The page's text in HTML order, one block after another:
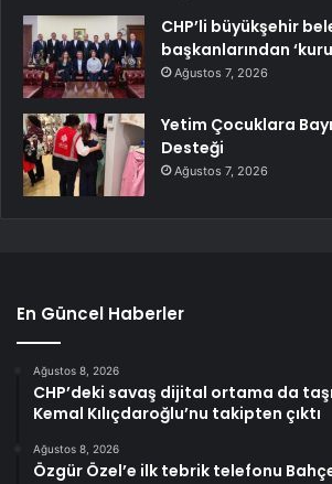
CHP’li büyükşehir
başkanlarından
Ağustos 7, 2026
Yetim Çocuklara
Desteği
Ağustos 7, 2026
En Güncel Haberler
Ağustos 8, 2026
CHP’deki savaş dijital ortama da
Kemal Kılıçdaroğlu’nu takipten çıktı
Ağustos 8, 2026
Özgür Özel’e ilk tebrik telefonu